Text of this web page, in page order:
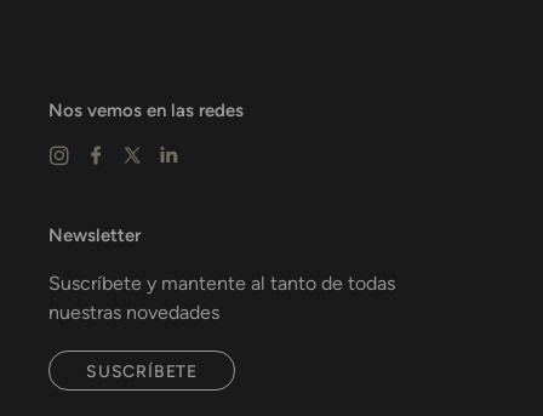
Nos vemos en las redes
Newsletter
Suscríbete y mantente al tanto de todas
nuestras novedades
SUSCRÍBETE